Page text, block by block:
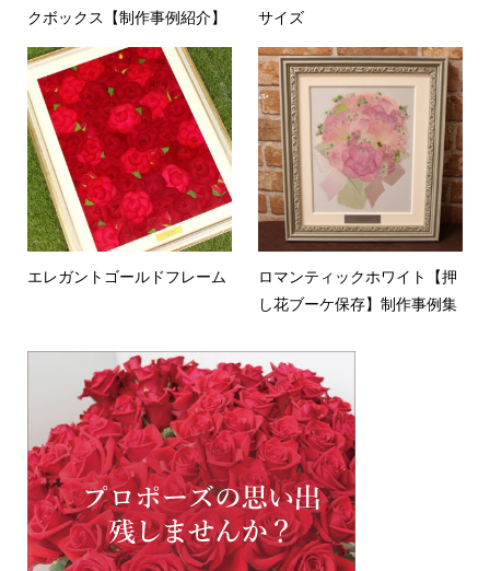
クボックス【制作事例紹介】
サイズ
エレガントゴールドフレーム
ロマンティックホワイト【押
し花ブーケ保存】制作事例集